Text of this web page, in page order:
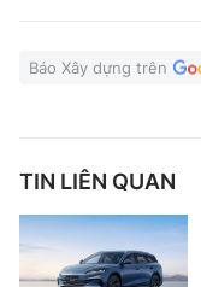
Báo Xây dựng trên
TIN LIÊN QUAN